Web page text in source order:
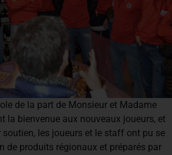
de la part de Monsieur et Madame
la bienvenue aux nouveaux joueurs, et
les joueurs et le staff ont pu se
de produits régionaux et préparés par